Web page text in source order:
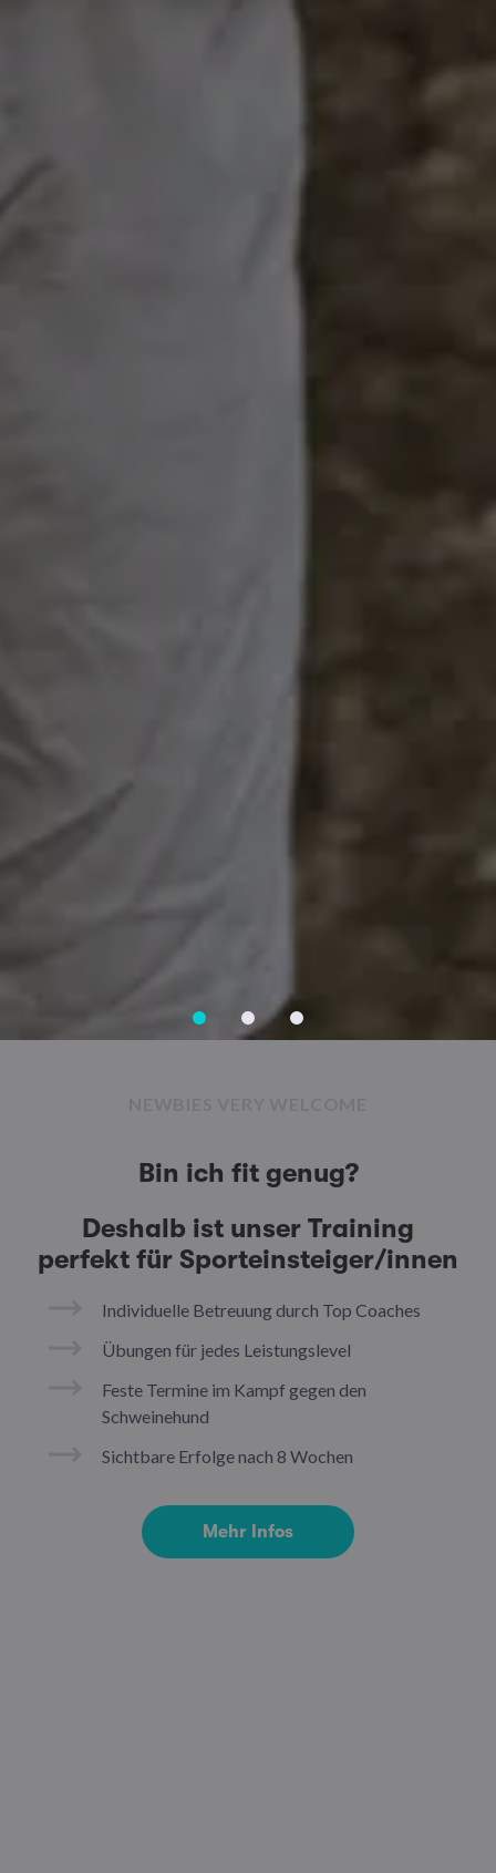
Bin ich fit genug?
Deshalb ist unser Training
perfekt für Sporteinsteiger/innen
Individuelle Betreuung durch Top Coaches
Übungen für jedes Leistungslevel
Feste Termine im Kampf gegen den
Schweinehund
Sichtbare Erfolge nach 8 Wochen
Mehr Infos